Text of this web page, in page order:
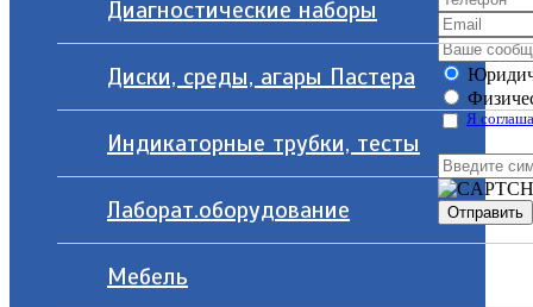
Диагностические наборы
Диски, среды, агары Пастера
Индикаторные трубки, тесты
Лаборат.оборудование
Мебель
Я